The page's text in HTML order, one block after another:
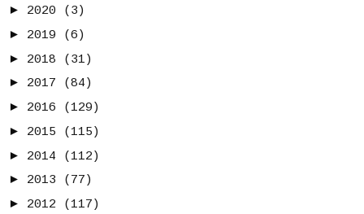
► 2020
(3)
► 2019
(6)
► 2018
(31)
► 2017
(84)
► 2016
(129)
► 2015
(115)
► 2014
(112)
► 2013
(77)
► 2012
(117)